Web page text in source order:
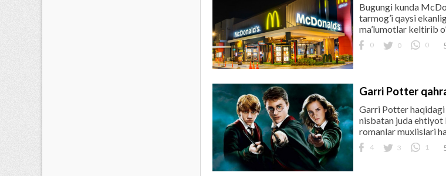
Bugungi kunda
tarmog’i qaysi
ma’lumotlar keltirib
0 0 0
Garri Potter
Garri Potter
nisbatan juda
romanlar muxlislari
4 3 1